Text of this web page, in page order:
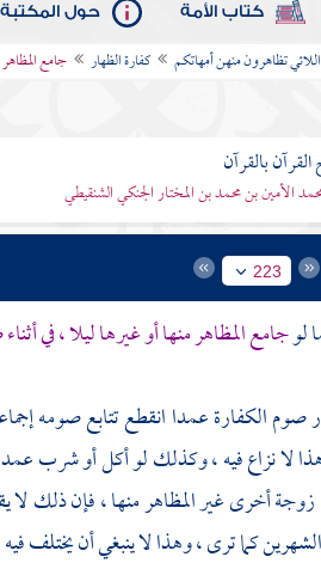
كتاب الأمة حول المكتبة
تظاهرون منهن أمهاتكم كفارة الظهار جامع
بالقرآن
الأمين بن محمد بن المختار الجنكي الشنقيطي
223
لوجامع المظاهر منها أو غيرها ليلا ، في
صوم الكفارة عمدا انقطع تتابع صومه
لا نزاع فيه ، وكذلك لو أكل أو شرب
زوجة أخرى غير المظاهر منها ، فإن ذلك
كما ترى ، وهذا لا ينبغي أن يختلف